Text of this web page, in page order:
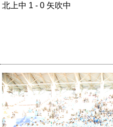
北上中 1 - 0 矢吹中